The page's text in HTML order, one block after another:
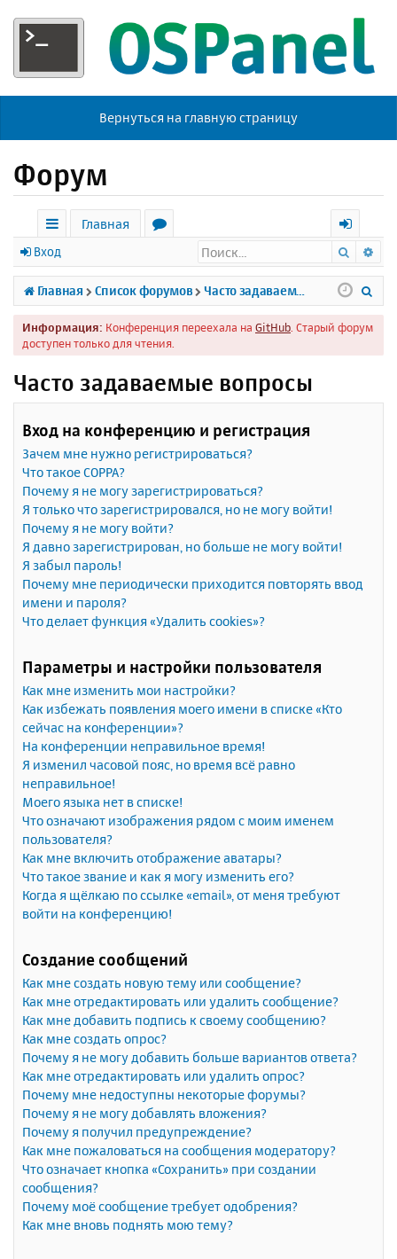
Вернуться на главную страницу
Форум
с
ы
л
к
Главная
р
у
м
х
о
д
Вход Поиск
Главная Список форумов Часто задаваемые вопросы
Информация: Конференция переехала на GitHub . Старый форум
доступен только для чтения.
Часто задаваемые вопросы
Вход на конференцию и регистрация
Зачем мне нужно регистрироваться?
Что такое COPPA?
Почему я не могу зарегистрироваться?
Я только что зарегистрировался, но не могу войти!
Почему я не могу войти?
Я давно зарегистрирован, но больше не могу войти!
Я забыл пароль!
Почему мне периодически приходится повторять ввод
имени и пароля?
Что делает функция «Удалить cookies»?
Параметры и настройки пользователя
Как мне изменить мои настройки?
Как избежать появления моего имени в списке «Кто
сейчас на конференции»?
На конференции неправильное время!
Я изменил часовой пояс, но время всё равно
неправильное!
Моего языка нет в списке!
Что означают изображения рядом с моим именем
пользователя?
Как мне включить отображение аватары?
Что такое звание и как я могу изменить его?
Когда я щёлкаю по ссылке «email», от меня требуют
войти на конференцию!
Создание сообщений
Как мне создать новую тему или сообщение?
Как мне отредактировать или удалить сообщение?
Как мне добавить подпись к своему сообщению?
Как мне создать опрос?
Почему я не могу добавить больше вариантов ответа?
Как мне отредактировать или удалить опрос?
Почему мне недоступны некоторые форумы?
Почему я не могу добавлять вложения?
Почему я получил предупреждение?
Как мне пожаловаться на сообщения модератору?
Что означает кнопка «Сохранить» при создании
сообщения?
Почему моё сообщение требует одобрения?
Как мне вновь поднять мою тему?